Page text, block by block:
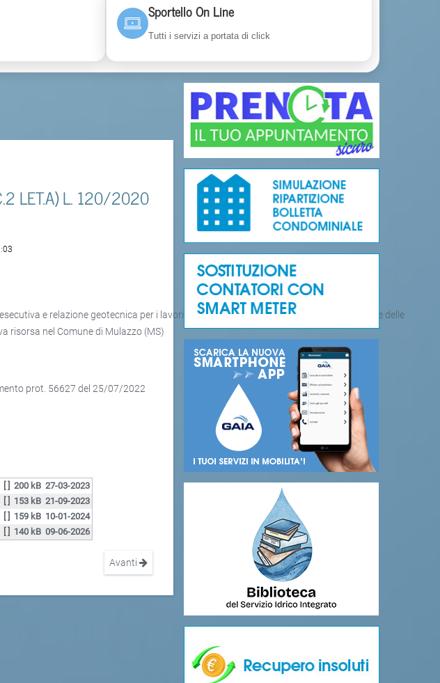
Sportello On Line
Tutti i servizi a portata di click
LET.A) L. 120/2020
e relazione geotecnica per i lavori di ristrutturazione rete idrica, regolarizzazione delle
risorsa nel Comune di Mulazzo (MS)
prot. 56627 del 25/07/2022
[ ] 200 kB 27-03-2023
[ ] 153 kB 21-09-2023
[ ] 159 kB 10-01-2024
[ ] 140 kB 09-06-2026
Avanti